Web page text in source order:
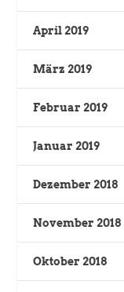
April 2019
März 2019
Februar 2019
Januar 2019
Dezember 2018
November 2018
Oktober 2018